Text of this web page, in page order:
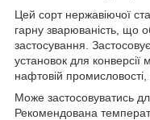
Цей сорт нержавіючої
гарну зварюваність, що
застосування.
установок для конверсії
нафтовій
Може застосовуватись
Рекомендована